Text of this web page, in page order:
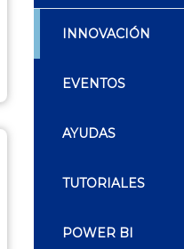
INNOVACIÓN
EVENTOS
AYUDAS
TUTORIALES
POWER BI